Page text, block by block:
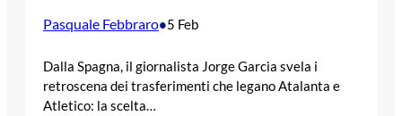
Pasquale Febbraro•5 Feb
Dalla Spagna, il giornalista Jorge Garcia svela i
retroscena dei trasferimenti che legano Atalanta e
Atletico: la scelta…